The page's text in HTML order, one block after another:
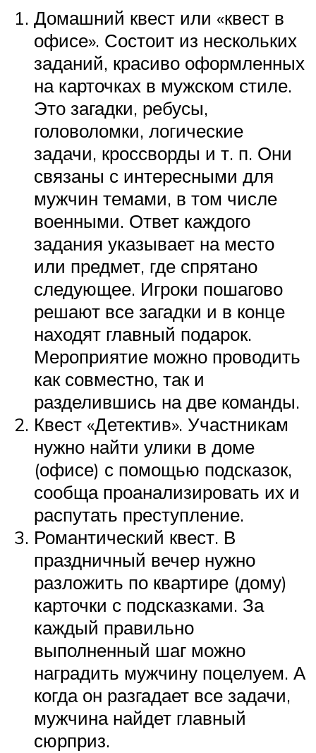
Домашний квест или «квест в
офисе». Состоит из нескольких
заданий, красиво оформленных
на карточках в мужском стиле.
Это загадки, ребусы,
головоломки, логические
задачи, кроссворды и т. п. Они
связаны с интересными для
мужчин темами, в том числе
военными. Ответ каждого
задания указывает на место
или предмет, где спрятано
следующее. Игроки пошагово
решают все загадки и в конце
находят главный подарок.
Мероприятие можно проводить
как совместно, так и
разделившись на две команды.
Квест «Детектив». Участникам
нужно найти улики в доме
(офисе) с помощью подсказок,
сообща проанализировать их и
распутать преступление.
Романтический квест. В
праздничный вечер нужно
разложить по квартире (дому)
карточки с подсказками. За
каждый правильно
выполненный шаг можно
наградить мужчину поцелуем. А
когда он разгадает все задачи,
мужчина найдет главный
сюрприз.